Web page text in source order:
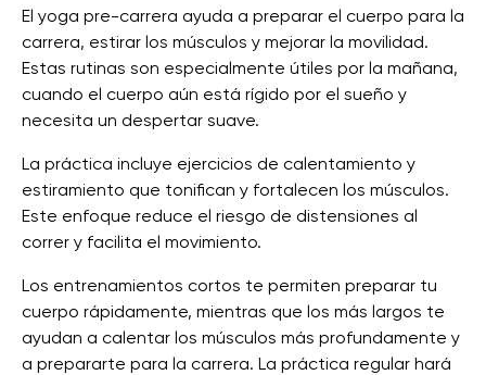
El yoga pre-carrera ayuda a preparar el cuerpo para la
carrera, estirar los músculos y mejorar la movilidad.
Estas rutinas son especialmente útiles por la mañana,
cuando el cuerpo aún está rígido por el sueño y
necesita un despertar suave.
La práctica incluye ejercicios de calentamiento y
estiramiento que tonifican y fortalecen los músculos.
Este enfoque reduce el riesgo de distensiones al
correr y facilita el movimiento.
Los entrenamientos cortos te permiten preparar tu
cuerpo rápidamente, mientras que los más largos te
ayudan a calentar los músculos más profundamente y
a prepararte para la carrera. La práctica regular hará